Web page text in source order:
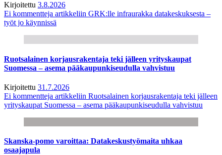
Kirjoitettu 3.8.2026
Ei kommentteja artikkeliin GRK:lle infraurakka datakeskuksesta –
työt jo käynnissä
Ruotsalainen korjausrakentaja teki jälleen yrityskaupat
Suomessa – asema pääkaupunkiseudulla vahvistuu
Kirjoitettu 31.7.2026
Ei kommentteja artikkeliin Ruotsalainen korjausrakentaja teki jälleen
yrityskaupat Suomessa – asema pääkaupunkiseudulla vahvistuu
Skanska-pomo varoittaa: Datakeskustyömaita uhkaa
osaajapula